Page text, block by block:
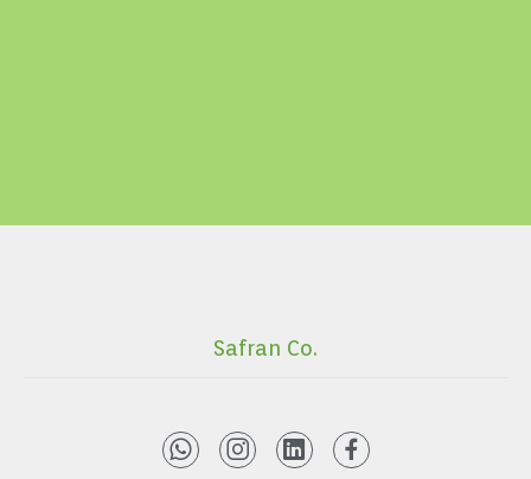
Safran Co.